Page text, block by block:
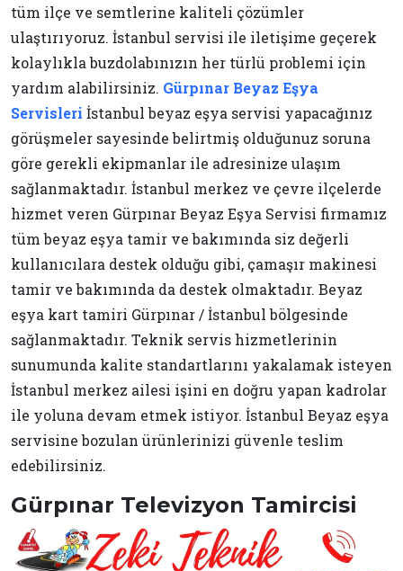
tüm ilçe ve semtlerine kaliteli çözümler
ulaştırıyoruz. İstanbul servisi ile iletişime geçerek
kolaylıkla buzdolabınızın her türlü problemi için
yardım alabilirsiniz. Gürpınar Beyaz Eşya
Servisleri İstanbul beyaz eşya servisi yapacağınız
görüşmeler sayesinde belirtmiş olduğunuz soruna
göre gerekli ekipmanlar ile adresinize ulaşım
sağlanmaktadır. İstanbul merkez ve çevre ilçelerde
hizmet veren Gürpınar Beyaz Eşya Servisi firmamız
tüm beyaz eşya tamir ve bakımında siz değerli
kullanıcılara destek olduğu gibi, çamaşır makinesi
tamir ve bakımında da destek olmaktadır. Beyaz
eşya kart tamiri Gürpınar / İstanbul bölgesinde
sağlanmaktadır. Teknik servis hizmetlerinin
sunumunda kalite standartlarını yakalamak isteyen
İstanbul merkez ailesi işini en doğru yapan kadrolar
ile yoluna devam etmek istiyor. İstanbul Beyaz eşya
servisine bozulan ürünlerinizi güvenle teslim
edebilirsiniz.
Gürpınar Televizyon Tamircisi